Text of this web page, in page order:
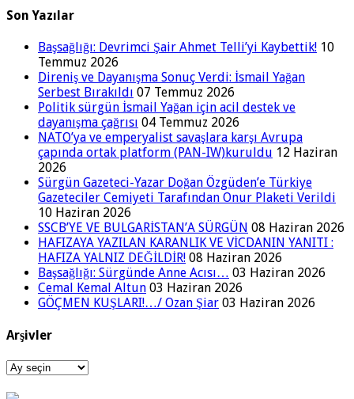
Son Yazılar
Başsağlığı: Devrimci Şair Ahmet Telli’yi Kaybettik! 10
Temmuz 2026
Direniş ve Dayanışma Sonuç Verdi: İsmail Yağan
Serbest Bırakıldı 07 Temmuz 2026
Politik sürgün İsmail Yağan için acil destek ve
dayanışma çağrısı 04 Temmuz 2026
NATO’ya ve emperyalist savaşlara karşı Avrupa
çapında ortak platform (PAN-IW)kuruldu 12 Haziran
2026
Sürgün Gazeteci-Yazar Doğan Özgüden’e Türkiye
Gazeteciler Cemiyeti Tarafından Onur Plaketi Verildi
10 Haziran 2026
SSCB’YE VE BULGARİSTAN’A SÜRGÜN 08 Haziran 2026
HAFIZAYA YAZILAN KARANLIK VE VİCDANIN YANITI :
HAFIZA YALNIZ DEĞİLDİR! 08 Haziran 2026
Başsağlığı: Sürgünde Anne Acısı… 03 Haziran 2026
Cemal Kemal Altun 03 Haziran 2026
GÖÇMEN KUŞLARI!…/ Ozan Şiar 03 Haziran 2026
Arşivler
Arşivler